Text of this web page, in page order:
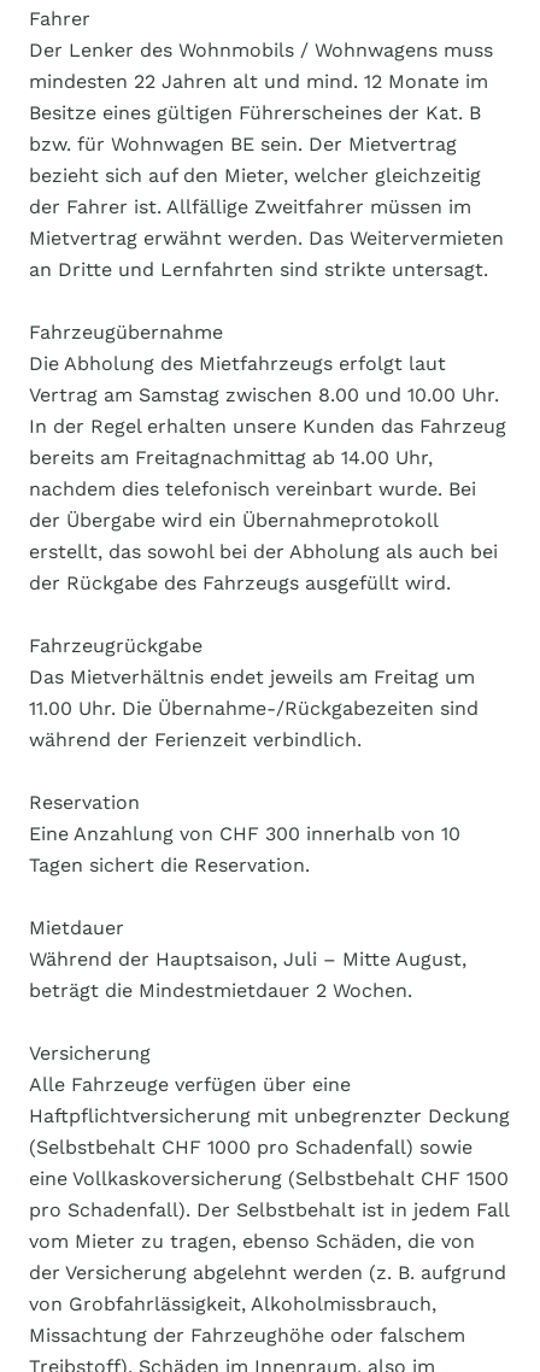
Fahrer
Der Lenker des Wohnmobils / Wohnwagens muss
mindesten 22 Jahren alt und mind. 12 Monate im
Besitze eines gültigen Führerscheines der Kat. B
bzw. für Wohnwagen BE sein. Der Mietvertrag
bezieht sich auf den Mieter, welcher gleichzeitig
der Fahrer ist. Allfällige Zweitfahrer müssen im
Mietvertrag erwähnt werden. Das Weitervermieten
an Dritte und Lernfahrten sind strikte untersagt.
Fahrzeugübernahme
Die Abholung des Mietfahrzeugs erfolgt laut
Vertrag am Samstag zwischen 8.00 und 10.00 Uhr.
In der Regel erhalten unsere Kunden das Fahrzeug
bereits am Freitagnachmittag ab 14.00 Uhr,
nachdem dies telefonisch vereinbart wurde. Bei
der Übergabe wird ein Übernahmeprotokoll
erstellt, das sowohl bei der Abholung als auch bei
der Rückgabe des Fahrzeugs ausgefüllt wird.
Fahrzeugrückgabe
Das Mietverhältnis endet jeweils am Freitag um
11.00 Uhr. Die Übernahme-/Rückgabezeiten sind
während der Ferienzeit verbindlich.
Reservation
Eine Anzahlung von CHF 300 innerhalb von 10
Tagen sichert die Reservation.
Mietdauer
Während der Hauptsaison, Juli – Mitte August,
beträgt die Mindestmietdauer 2 Wochen.
Versicherung
Alle Fahrzeuge verfügen über eine
Haftpflichtversicherung mit unbegrenzter Deckung
(Selbstbehalt CHF 1000 pro Schadenfall) sowie
eine Vollkaskoversicherung (Selbstbehalt CHF 1500
pro Schadenfall). Der Selbstbehalt ist in jedem Fall
vom Mieter zu tragen, ebenso Schäden, die von
der Versicherung abgelehnt werden (z. B. aufgrund
von Grobfahrlässigkeit, Alkoholmissbrauch,
Missachtung der Fahrzeughöhe oder falschem
Treibstoff). Schäden im Innenraum, also im